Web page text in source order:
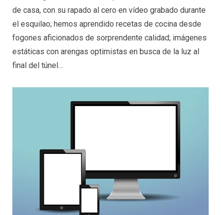
de casa, con su rapado al cero en vídeo grabado durante
el esquilao; hemos aprendido recetas de cocina desde
fogones aficionados de sorprendente calidad; imágenes
estáticas con arengas optimistas en busca de la luz al
final del túnel…